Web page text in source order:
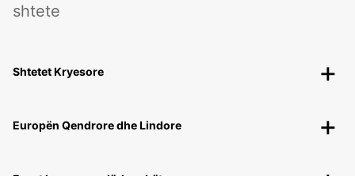
shtete
Shtetet Kryesore
Europën Qendrore dhe Lindore